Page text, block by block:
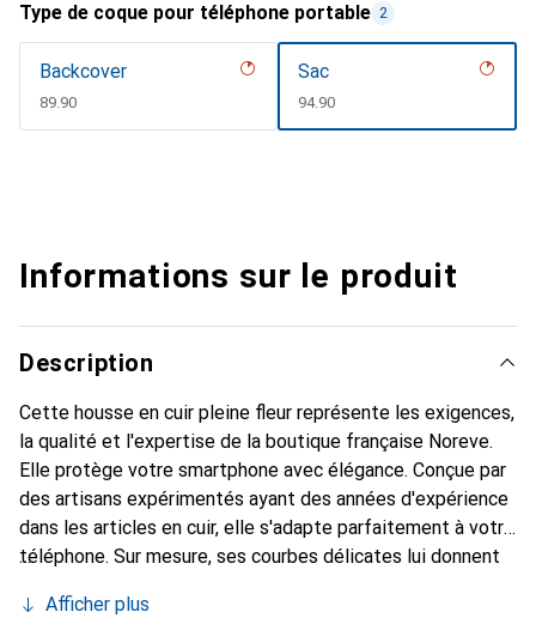
Type de coque pour téléphone portable 2
Backcover
CHF
89.90
Sac
CHF
94.90
Informations sur le produit
Description
Cette housse en cuir pleine fleur représente les exigences,
la qualité et l'expertise de la boutique française Noreve.
Elle protège votre smartphone avec élégance. Conçue par
des artisans expérimentés ayant des années d'expérience
dans les articles en cuir, elle s'adapte parfaitement à votre
téléphone. Sur mesure, ses courbes délicates lui donnent
Afficher plus